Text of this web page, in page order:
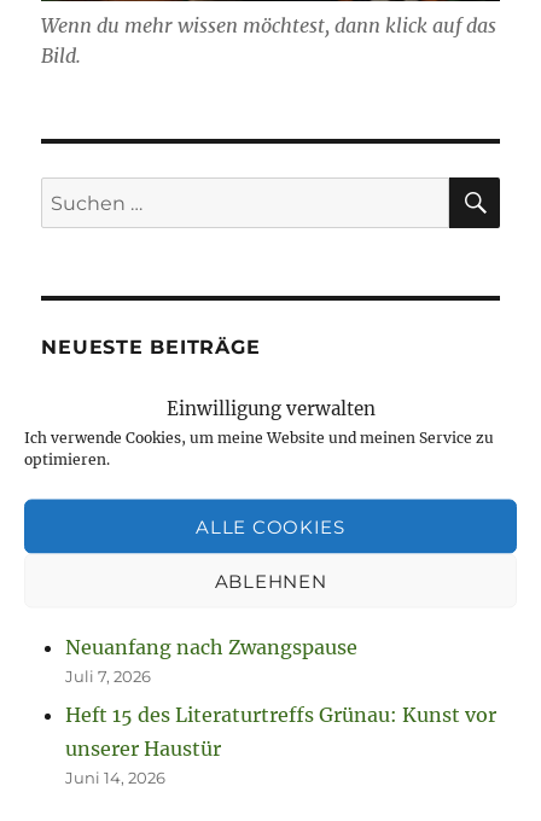
Einwilligung verwalten
Ich verwende Cookies, um meine Website und meinen Service zu
optimieren.
ALLE COOKIES
ABLEHNEN
Wenn du mehr wissen möchtest, dann klick auf das
Bild.
Suchen
nach:
NEUESTE BEITRÄGE
Jetzt ist sie „drin“, die Anleitung zum
Fausthandschuhe stricken
So spannend kann Leben sein.
Neuanfang nach Zwangspause
Juli 7, 2026
Heft 15 des Literaturtreffs Grünau: Kunst vor
unserer Haustür
Juni 14, 2026